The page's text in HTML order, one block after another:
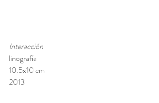
Interacción
linografía
10.5x10 cm
2013